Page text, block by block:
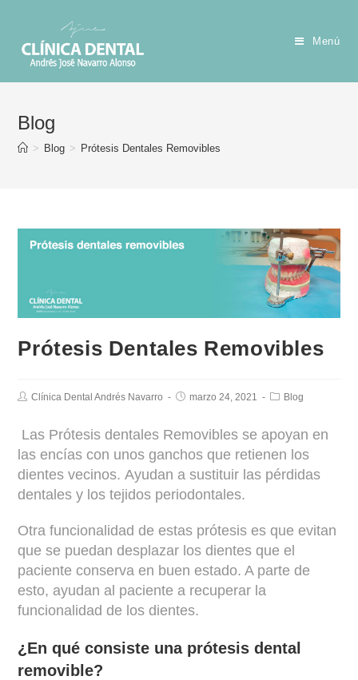
Menú
Blog
> Blog > Prótesis Dentales Removibles
Prótesis Dentales Removibles
Clínica Dental Andrés Navarro marzo 24, 2021 Blog
Las Prótesis dentales Removibles se apoyan en
las encías con unos ganchos que retienen los
dientes vecinos. Ayudan a sustituir las pérdidas
dentales y los tejidos periodontales.
Otra funcionalidad de estas prótesis es que evitan
que se puedan desplazar los dientes que el
paciente conserva en buen estado. A parte de
esto, ayudan al paciente a recuperar la
funcionalidad de los dientes.
¿En qué consiste una prótesis dental
removible?